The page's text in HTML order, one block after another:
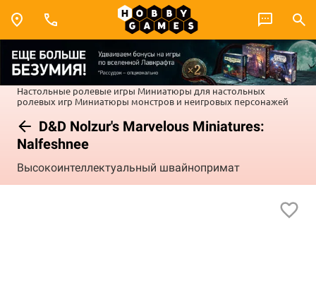
Настольные ролевые игры Миниатюры для настольных
ролевых игр Миниатюры монстров и неигровых персонажей
D&D Nolzur's Marvelous Miniatures:
Nalfeshnee
Высокоинтеллектуальный швайнопримат